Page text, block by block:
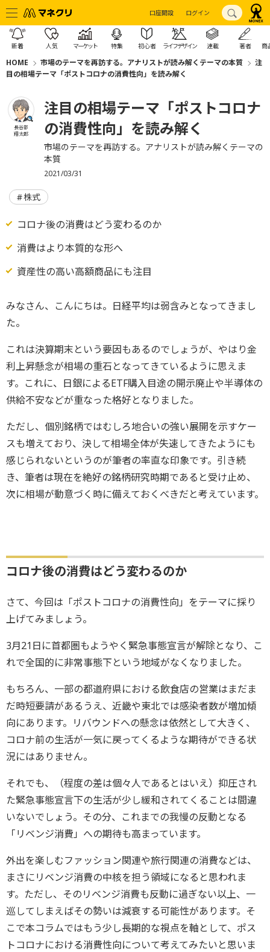
口座開設 ログイン
新着 人気 マーケット 特集 初心者 ライフデザイン 連載 著者 商
HOME 市場のテーマを再訪する。アナリストが読み解くテーマの本質
注
目の相場テーマ「ポストコロナの消費性向」を読み解く
長谷部
翔太郎
注目の相場テーマ「ポストコロナ
の消費性向」を読み解く
市場のテーマを再訪する。アナリストが読み解くテーマの
本質
2021/03/31
株式
コロナ後の消費はどう変わるのか
消費はより本質的な形へ
資産性の高い高額商品にも注目
みなさん、こんにちは。日経平均は弱含みとなってきまし
た。
これは決算期末という要因もあるのでしょうが、やはり金
利上昇懸念が相場の重石となってきているように思えま
す。これに、日銀によるETF購入目途の開示廃止や半導体の
供給不安などが重なった格好となりました。
ただし、個別銘柄ではむしろ地合いの強い展開を示すケー
スも増えており、決して相場全体が失速してきたようにも
感じられないというのが筆者の率直な印象です。引き続
き、筆者は現在を絶好の銘柄研究時期であると受け止め、
次に相場が動意づく時に備えておくべきだと考えています。
コロナ後の消費はどう変わるのか
さて、今回は「ポストコロナの消費性向」をテーマに採り
上げてみましょう。
3月21日に首都圏もようやく緊急事態宣言が解除となり、こ
れで全国的に非常事態下という地域がなくなりました。
もちろん、一部の都道府県における飲食店の営業はまだま
だ時短要請があるうえ、近畿や東北では感染者数が増加傾
向にあります。リバウンドへの懸念は依然として大きく、
コロナ前の生活が一気に戻ってくるような期待ができる状
況にはありません。
それでも、（程度の差は個々人であるとはいえ）抑圧され
た緊急事態宣言下の生活が少し緩和されてくることは間違
いないでしょう。その分、これまでの我慢の反動となる
「リベンジ消費」への期待も高まっています。
外出を楽しむファッション関連や旅行関連の消費などは、
まさにリベンジ消費の中核を担う領域になると思われま
す。ただし、そのリベンジ消費も反動に過ぎない以上、一
巡してしまえばその勢いは減衰する可能性があります。そ
こで本コラムではもう少し長期的な視点を軸として、ポス
トコロナにおける消費性向について考えてみたいと思いま